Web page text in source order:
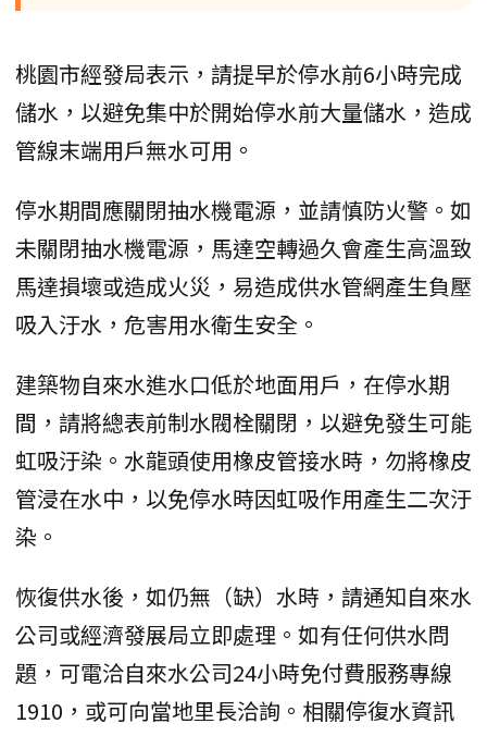
桃園市經發局表示，請提早於停水前6小時完成
儲水，以避免集中於開始停水前大量儲水，造成
管線末端用戶無水可用。
停水期間應關閉抽水機電源，並請慎防火警。如
未關閉抽水機電源，馬達空轉過久會產生高溫致
馬達損壞或造成火災，易造成供水管網產生負壓
吸入汙水，危害用水衛生安全。
建築物自來水進水口低於地面用戶，在停水期
間，請將總表前制水閥栓關閉，以避免發生可能
虹吸汙染。水龍頭使用橡皮管接水時，勿將橡皮
管浸在水中，以免停水時因虹吸作用產生二次汙
染。
恢復供水後，如仍無（缺）水時，請通知自來水
公司或經濟發展局立即處理。如有任何供水問
題，可電洽自來水公司24小時免付費服務專線
1910，或可向當地里長洽詢。相關停復水資訊